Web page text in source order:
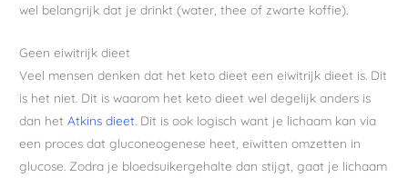
wel belangrijk dat je drinkt (water, thee of zwarte koffie).
Geen eiwitrijk dieet
Veel mensen denken dat het keto dieet een eiwitrijk dieet is. Dit
is het niet. Dit is waarom het keto dieet wel degelijk anders is
dan hetAtkins dieet. Dit is ook logisch want je lichaam kan via
een proces dat gluconeogenese heet, eiwitten omzetten in
glucose. Zodra je bloedsuikergehalte dan stijgt, gaat je lichaam